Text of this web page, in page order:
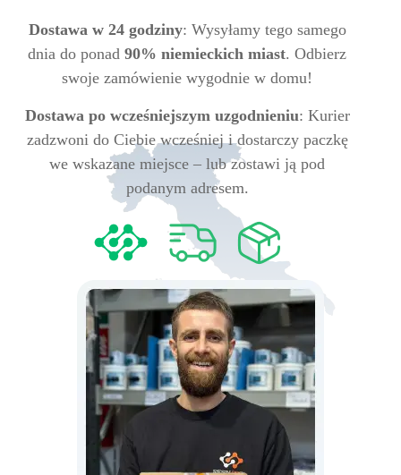
Dostawa w 24 godziny: Wysyłamy tego samego
dnia do ponad 90% niemieckich miast. Odbierz
swoje zamówienie wygodnie w domu!
Dostawa po wcześniejszym uzgodnieniu: Kurier
zadzwoni do Ciebie wcześniej i dostarczy paczkę
we wskazane miejsce – lub zostawi ją pod
podanym adresem.